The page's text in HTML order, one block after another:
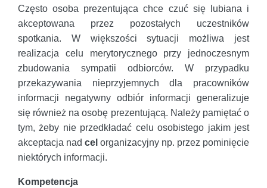
Często osoba prezentująca chce czuć się lubiana i
akceptowana przez pozostałych uczestników
spotkania. W większości sytuacji możliwa jest
realizacja celu merytorycznego przy jednoczesnym
zbudowania sympatii odbiorców. W przypadku
przekazywania nieprzyjemnych dla pracowników
informacji negatywny odbiór informacji generalizuje
się również na osobę prezentującą. Należy pamiętać o
tym, żeby nie przedkładać celu osobistego jakim jest
akceptacja nad cel organizacyjny np. przez pominięcie
niektórych informacji.
Kompetencja